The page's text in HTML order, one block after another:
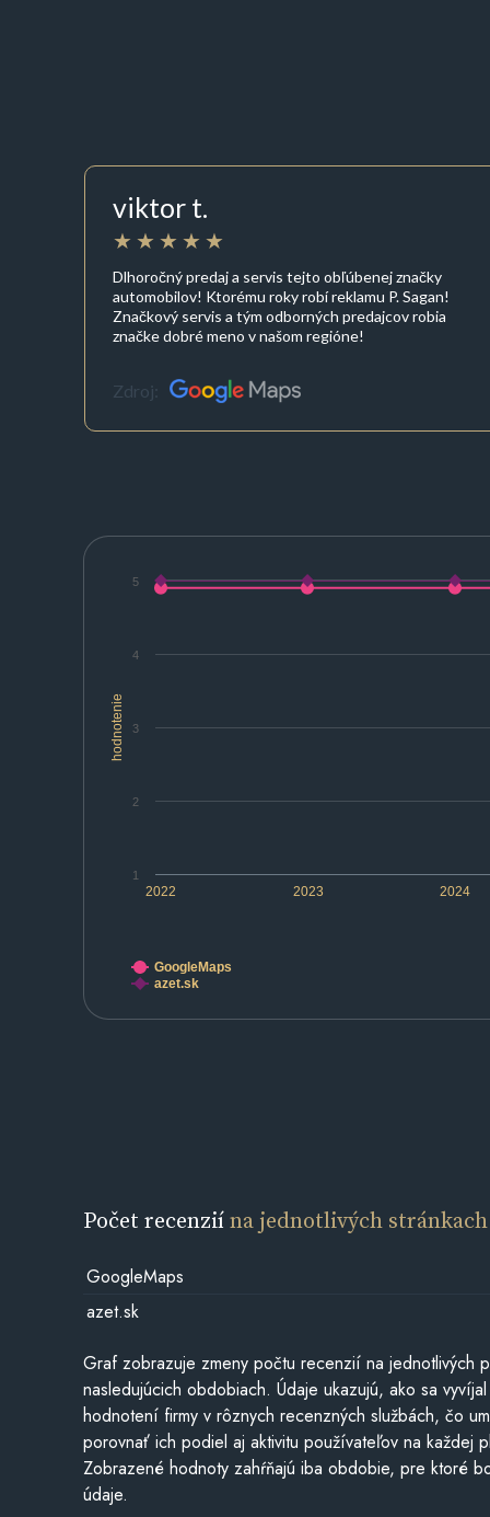
viktor t.
Dlhoročný predaj a servis tejto obľúbenej značky
automobilov! Ktorému roky robí reklamu P. Sagan!
Značkový servis a tým odborných predajcov robia
značke dobré meno v našom regióne!
Zdroj:
hodnotenie
2022 2023 2024
1
2
3
4
5
GoogleMaps
azet.sk
Počet recenziína jednotlivých stránkach
GoogleMaps
azet.sk
Graf zobrazuje zmeny počtu recenzií na jednotlivých
nasledujúcich obdobiach. Údaje ukazujú, ako sa
hodnotení firmy v rôznych recenzných službách, čo
porovnať ich podiel aj aktivitu používateľov na každej
Zobrazené hodnoty zahŕňajú iba obdobie, pre ktoré
údaje.